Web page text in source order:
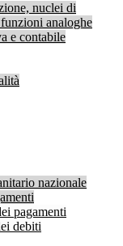
nuclei di
analoghe
e contabile
nazionale
pagamenti
debiti